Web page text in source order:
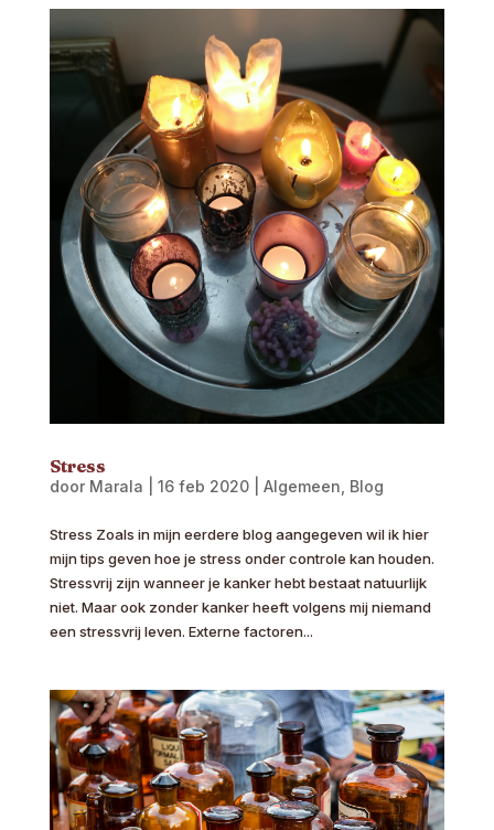
Stress
door Marala 16 feb 2020| Algemeen Blog
Stress Zoals in mijn eerdere blog aangegeven wil ik hier
mijn tips geven hoe je stress onder controle kan houden.
Stressvrij zijn wanneer je kanker hebt bestaat natuurlijk
niet. Maar ook zonder kanker heeft volgens mij niemand
een stressvrij leven. Externe factoren...